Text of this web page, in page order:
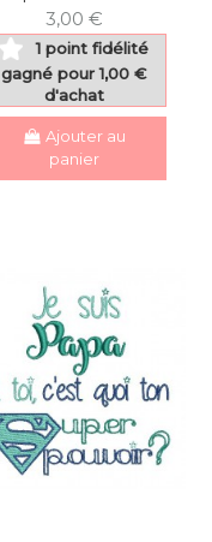
3,00 €
1 point fidélité
gagné pour 1,00 €
d'achat
Ajouter au
panier